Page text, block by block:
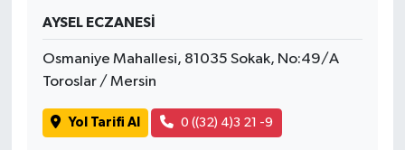
AYSEL ECZANESİ
Osmaniye Mahallesi, 81035 Sokak, No:49/A
Toroslar / Mersin
Yol Tarifi Al 0 ((32) 4)3 21 -9